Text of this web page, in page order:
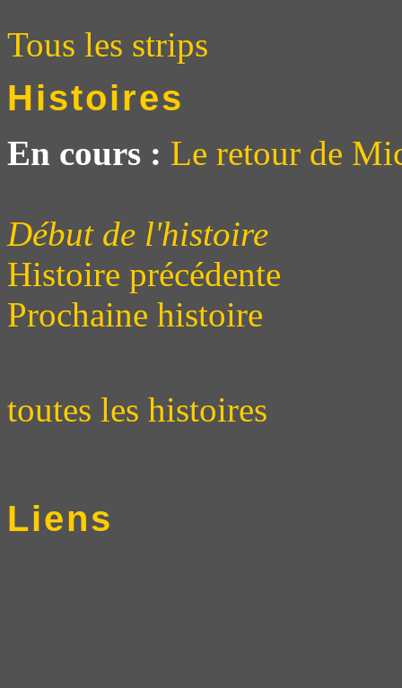
Tous les strips
Histoires
En cours : Le retour de
Début de l'histoire
Histoire précédente
Prochaine histoire
toutes les histoires
Liens